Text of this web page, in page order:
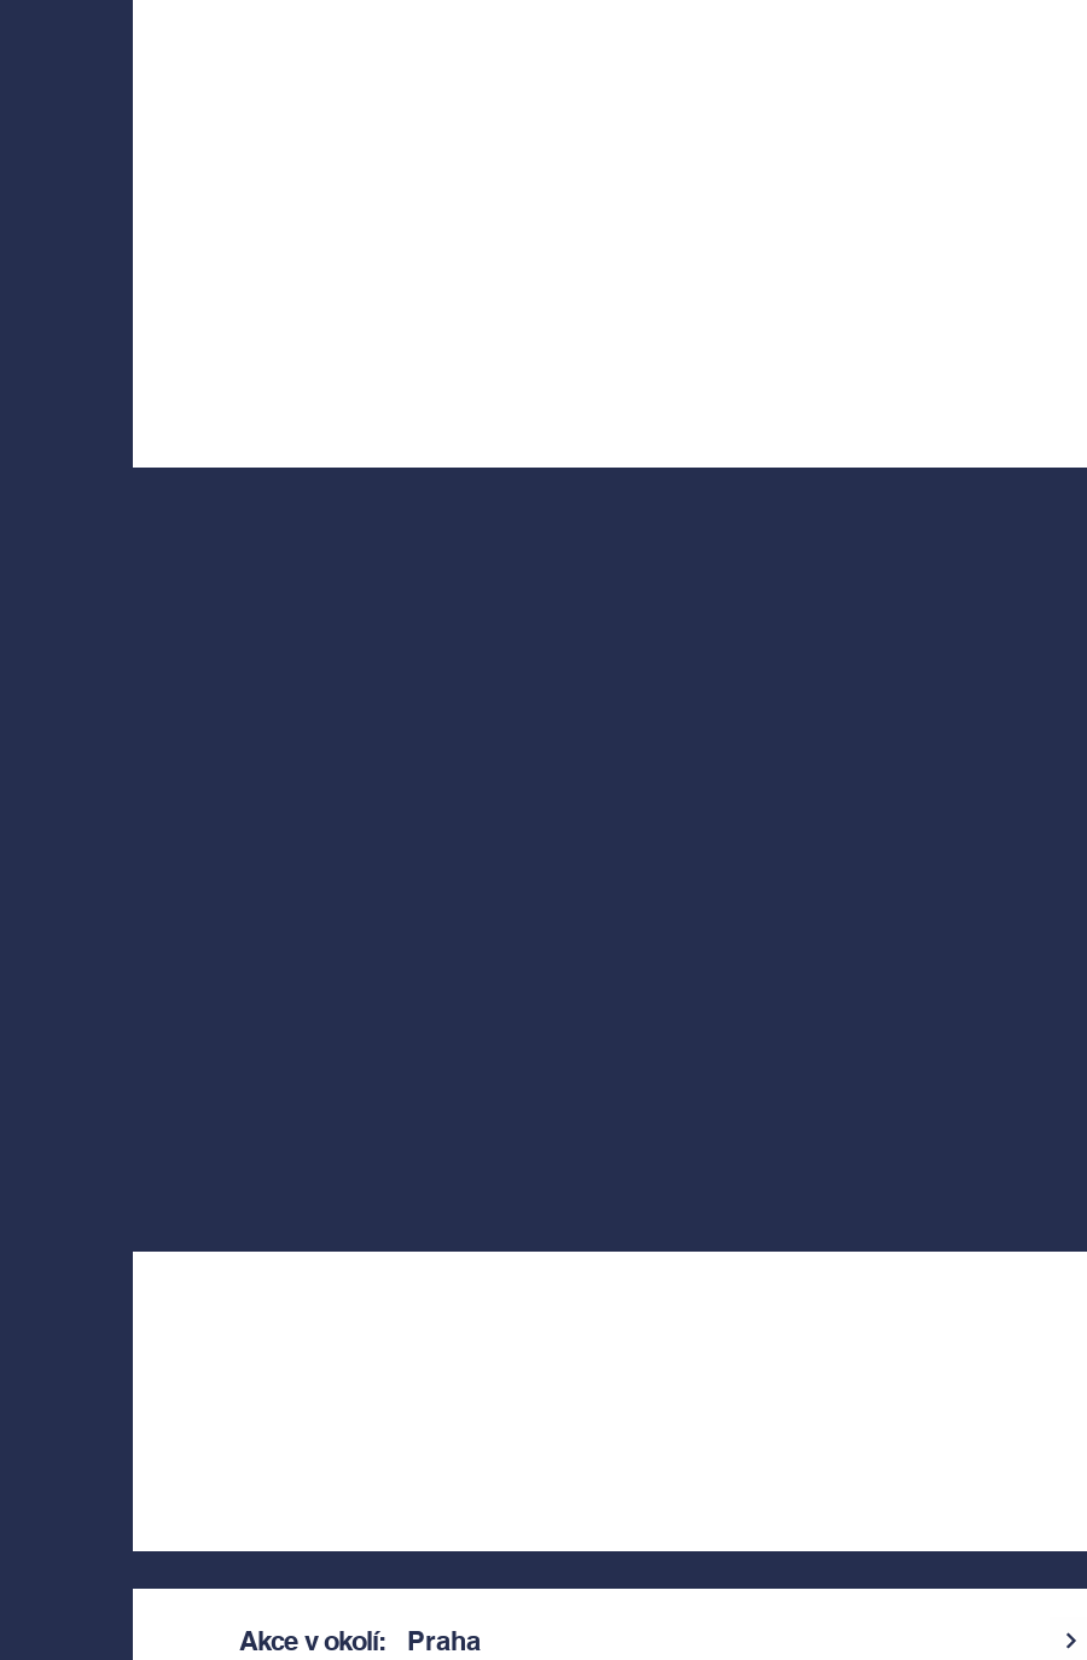
Akce v okolí: Praha